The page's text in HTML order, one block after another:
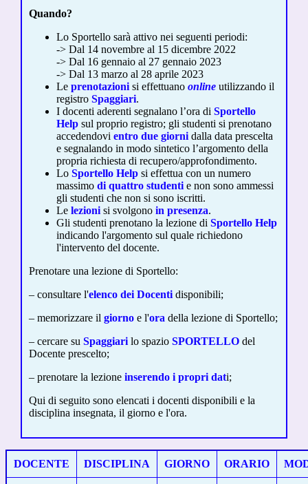
Quando?
Lo Sportello sarà attivo nei seguenti periodi:
-> Dal 14 novembre al 15 dicembre 2022
-> Dal 16 gennaio al 27 gennaio 2023
-> Dal 13 marzo al 28 aprile 2023
Le prenotazioni si effettuano online utilizzando il
registro Spaggiari.
I docenti aderenti segnalano l’ora di Sportello
Help sul proprio registro; gli studenti si prenotano
accedendovi entro due giorni dalla data prescelta
e segnalando in modo sintetico l’argomento della
propria richiesta di recupero/approfondimento.
Lo Sportello Help si effettua con un numero
massimo di quattro studenti e non sono ammessi
gli studenti che non si sono iscritti.
Le lezioni si svolgono in presenza.
Gli studenti prenotano la lezione di Sportello Help
indicando l'argomento sul quale richiedono
l'intervento del docente.
Prenotare una lezione di Sportello:
– consultare l'elenco dei Docenti disponibili;
– memorizzare il giorno e l'ora della lezione di Sportello;
– cercare su Spaggiari lo spazio SPORTELLO del
Docente prescelto;
– prenotare la lezione inserendo i propri dati;
Qui di seguito sono elencati i docenti disponibili e la
disciplina insegnata, il giorno e l'ora.
DOCENTE DISCIPLINA GIORNO ORARIO